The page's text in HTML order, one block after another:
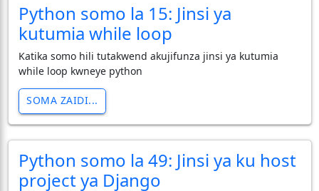
Python somo la 15: Jinsi ya
kutumia while loop
Katika somo hili tutakwend akujifunza jinsi ya kutumia
while loop kwneye python
SOMA ZAIDI...
Python somo la 49: Jinsi ya ku host
project ya Django